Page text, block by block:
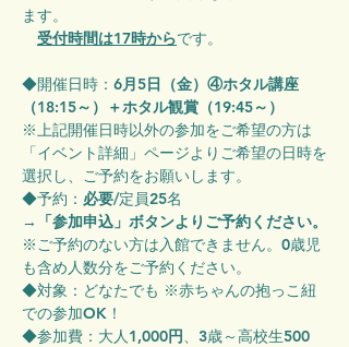
ます。
受付時間は17時からです。
◆開催日時： 6月5日（金）④ホタル講座
（18:15～）＋ホタル観賞（19:45～）
※上記開催日時以外の参加をご希望の方は
「イベント詳細」ページよりご希望の日時を
選択し、ご予約をお願いします。
◆予約： 必要/定員25名
→
「参加申込」ボタンよりご予約ください。
※ご予約のない方は入館できません。0歳児
も含め人数分をご予約ください。
◆対象：どなたでも ※赤ちゃんの抱っこ紐
での参加OK！
◆参加費：大人1,000円、3歳～高校生500